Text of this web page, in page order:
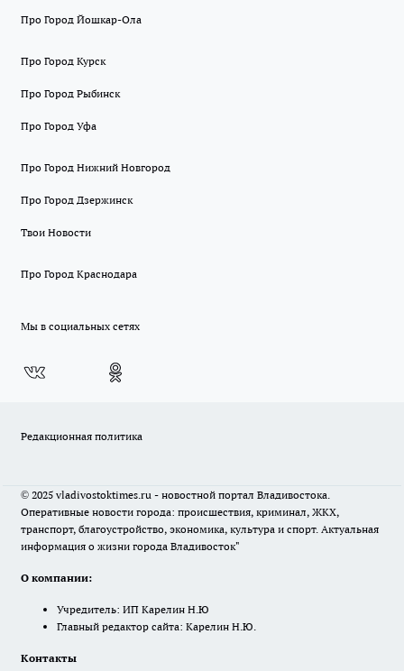
Про Город Йошкар-Ола
Про Город Курск
Про Город Рыбинск
Про Город Уфа
Про Город Нижний Новгород
Про Город Дзержинск
Твои Новости
Про Город Краснодара
Мы в социальных сетях
Редакционная политика
© 2025 vladivostoktimes.ru - новостной портал Владивостока.
Оперативные новости города: происшествия, криминал, ЖКХ,
транспорт, благоустройство, экономика, культура и спорт. Актуальная
информация о жизни города Владивосток"
О компании:
Учредитель: ИП Карелин Н.Ю
Главный редактор сайта: Карелин Н.Ю.
Контакты